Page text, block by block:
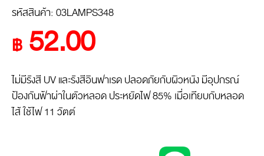
รหัสสินค้า: 03LAMPS348
฿ 52.00
ไม่มีรังสี UV และรังสีอินฟาเรด ปลอดภัยกับผิวหนัง มีอุปกรณ์
ป้องกันฟ้าผ่าในตัวหลอด ประหยัดไฟ 85% เมื่อเทียบกับหลอด
ไส้ ใช้ไฟ 11 วัตต์